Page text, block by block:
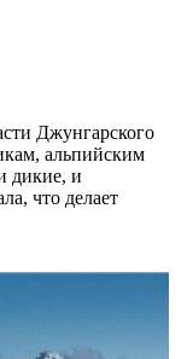
Джунгарского
альпийским
дикие, и
что делает